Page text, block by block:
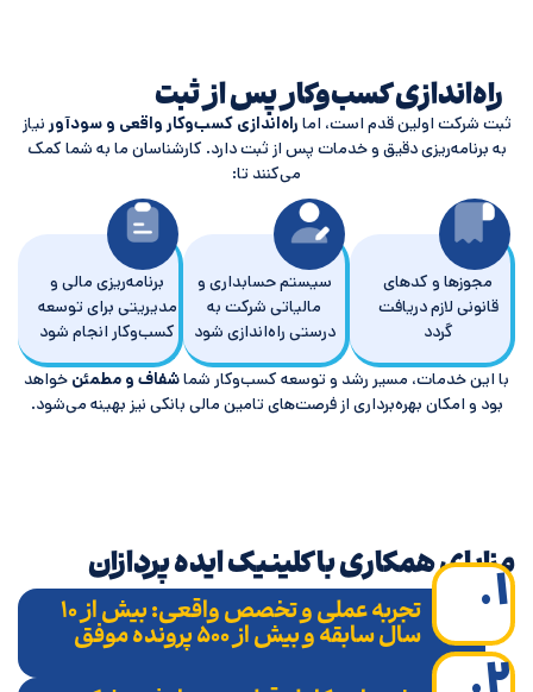
راه‌اندازی کسب‌وکار پس از ثبت
شرکت اولین قدم است، اما راه‌اندازی کسب‌وکار واقعی و سودآورنیاز
به برنامه‌ریزی دقیق و خدمات پس از ثبت دارد. کارشناسان ما به شما کمک
می‌کنند تا:
مجوزها و کدهای
قانونی لازم دریافت
گردد
سیستم حسابداری و
مالیاتی شرکت به
درستی راه‌اندازی شود
برنامه‌ریزی مالی و
مدیریتی برای توسعه
کسب‌وکار انجام شود
با این خدمات، مسیر رشد و توسعه کسب‌وکار شماشفاف و مطمئنخواهد
بود و امکان بهره‌برداری از فرصت‌های تامین مالی بانکی نیز بهینه می‌شود.
همکاری با کلینیک ایده پردازان
تجربه عملی و تخصص واقعی : بیش از ۱۰
سال سابقه و بیش از ۵۰۰ پرونده موفق